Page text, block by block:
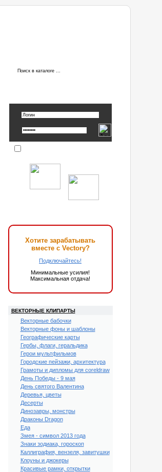
Хотите зарабатывать
вместе с Vectory?
Подключайтесь!
Минимальные усилия!
Максимальная отдача!
ВЕКТОРНЫЕ КЛИПАРТЫ
Векторные бабочки
Векторные фоны и шаблоны
Географические карты
Гербы, флаги, геральдика
Герои мультфильмов
Городские пейзажи, архитектура
Грамоты и дипломы для coreldraw
День Победы - 9 мая
День святого Валентина
Деревья, цветы
Десерты
Динозавры, монстры
Драконы Dragon
Еда
Змея - символ 2013 года
Знаки зодиака, гороскоп
Каллиграфия, вензеля, завитушки
Клоуны и джокеры
Красивые рамки, открытки